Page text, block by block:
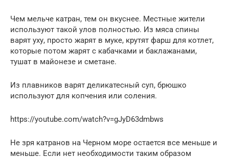
Чем мельче катран, тем он вкуснее. Местные жители
используют такой улов полностью. Из мяса спины
варят уху, просто жарят в муке, крутят фарш для котлет,
которые потом жарят с кабачками и баклажанами,
тушат в майонезе и сметане.
Из плавников варят деликатесный суп, брюшко
используют для копчения или соления.
https://youtube.com/watch?v=gJyD63dmbws
Не зря катранов на Черном море остается все меньше и
меньше. Если нет необходимости таким образом